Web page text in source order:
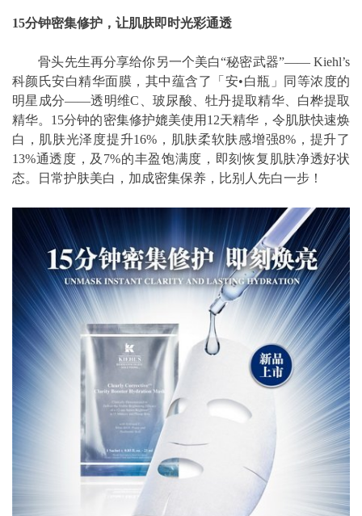
15分钟密集修护，让肌肤即时光彩通透
骨头先生再分享给你另一个美白“秘密武器”—— Kiehl’s
科颜氏安白精华面膜，其中蕴含了「安•白瓶」同等浓度的
明星成分——透明维C、玻尿酸、牡丹提取精华、白桦提取
精华。15分钟的密集修护媲美使用12天精华，令肌肤快速焕
白，肌肤光泽度提升16%，肌肤柔软肤感增强8%，提升了
13%通透度，及7%的丰盈饱满度，即刻恢复肌肤净透好状
态。日常护肤美白，加成密集保养，比别人先白一步！